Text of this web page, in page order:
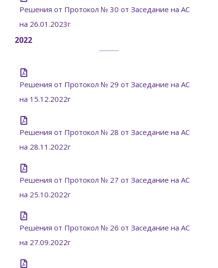
Решения от Протокол № 30 от Заседание на АС
на 26.01.2023г
2022
Решения от Протокол № 29 от Заседание на АС
на 15.12.2022г
Решения от Протокол № 28 от Заседание на АС
на 28.11.2022г
Решения от Протокол № 27 от Заседание на АС
на 25.10.2022г
Решения от Протокол № 26 от Заседание на АС
на 27.09.2022г